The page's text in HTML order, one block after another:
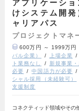
アプリケーシ
けシステム開
ャリアパス
プロジェクトマネ
600万円 ～ 1999万円
バル企業）
上場企業
ト業務なし
新規事業
必要
中国語力が必要
シャル採用（未経験可）
支援制度
コネクティッド領域やその